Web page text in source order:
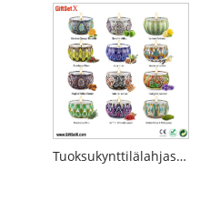
Tuoksukynttilälahjasetti naisille